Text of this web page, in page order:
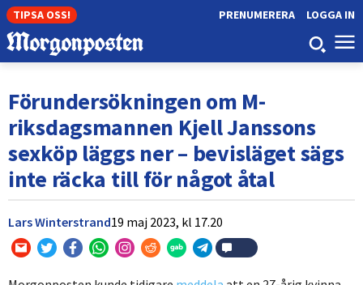
TIPSA OSS! LOGGA IN
PRENUMERERA
Förundersökningen om M-
riksdagsmannen Kjell Janssons
sexköp läggs ner – bevisläget sägs
inte räcka till för något åtal
Lars Winterstrand19 maj 2023, kl 17.20